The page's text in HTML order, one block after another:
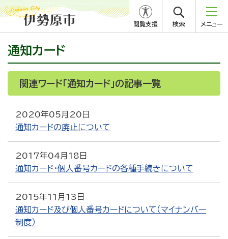
閲覧支援 検索 メニュー
通知カード
関連ワード「通知カード」の記事一覧
2020年05月20日
通知カードの廃止について
2017年04月18日
通知カード・個人番号カードの各種手続きについて
2015年11月13日
通知カード及び個人番号カードについて（マイナンバー
制度）